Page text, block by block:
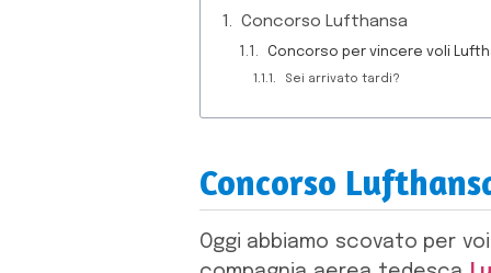
Concorso Lufthansa
Concorso per vincere voli
Sei arrivato tardi?
Concorso
Oggi abbiamo scovato per